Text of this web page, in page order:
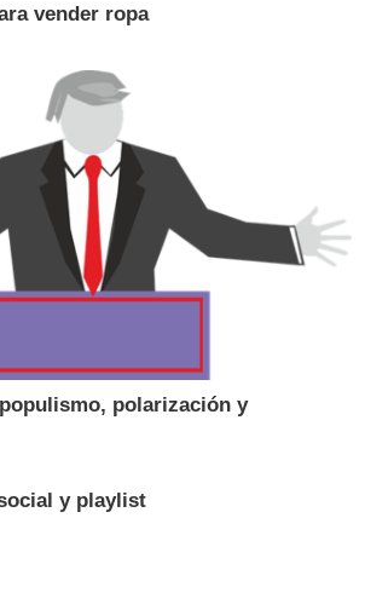
vender ropa
polarización y
y playlist